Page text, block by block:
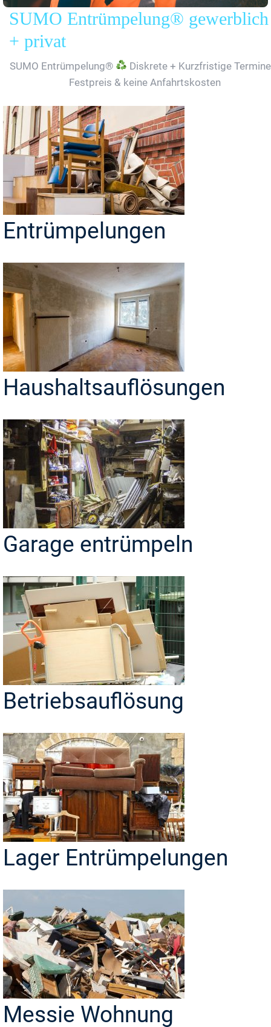
SUMO Entrümpelung® gewerblich
+ privat
SUMO Entrümpelung®
Diskrete + Kurzfristige
Festpreis & keine Anfahrtskosten
Entrümpelungen
Haushaltsauflösungen
Garage entrümpeln
Betriebsauflösung
Lager Entrümpelungen
Messie Wohnung